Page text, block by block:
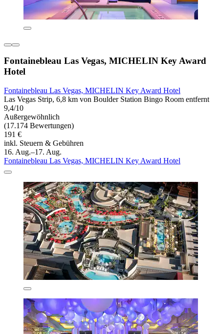
Fontainebleau Las Vegas, MICHELIN Key Award
Hotel
Fontainebleau Las Vegas, MICHELIN Key Award Hotel
Las Vegas Strip, 6,8 km von Boulder Station Bingo Room entfernt
9,4/10
Außergewöhnlich
(17.174 Bewertungen)
191 €
inkl. Steuern & Gebühren
16. Aug.–17. Aug.
Fontainebleau Las Vegas, MICHELIN Key Award Hotel